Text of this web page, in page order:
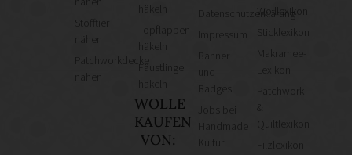
Stofftier
Patchworkdecke
häkeln
Topflappen
häkeln
Fäustlinge
häkeln
WOLLE
KAUFEN
VON:
Datenschutzerklärung
Kultur
Wolllexikon
Sticklexikon
Makramee-
Lexikon
Patchwork-
&
Quiltlexikon
Filzlexikon